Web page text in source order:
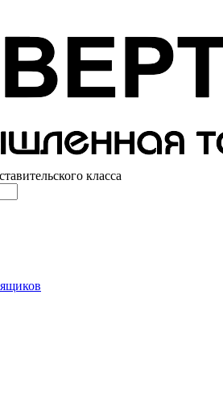
класса